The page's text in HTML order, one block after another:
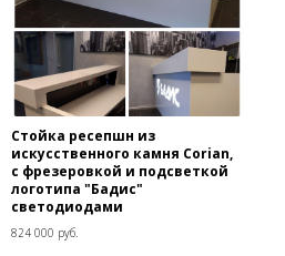
Стойка ресепшн из
искусственного камня Corian,
с фрезеровкой и подсветкой
логотипа "Бадис"
светодиодами
824 000 руб.